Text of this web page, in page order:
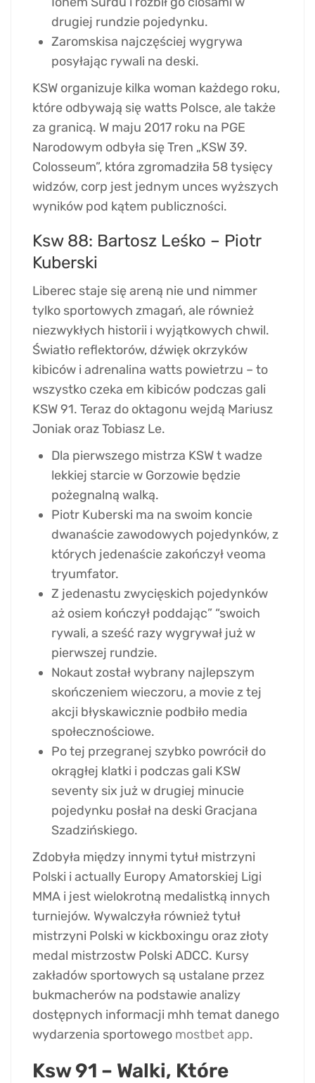
drugiej rundzie pojedynku.
Zaromskisa najczęściej wygrywa
posyłając rywali na deski.
KSW organizuje kilka woman każdego roku,
które odbywają się watts Polsce, ale także
za granicą. W maju 2017 roku na PGE
Narodowym odbyła się Tren „KSW 39.
Colosseum”, która zgromadziła 58 tysięcy
widzów, corp jest jednym unces wyższych
wyników pod kątem publiczności.
Ksw 88: Bartosz Leśko – Piotr
Kuberski
Liberec staje się areną nie und nimmer
tylko sportowych zmagań, ale również
niezwykłych historii i wyjątkowych chwil.
Światło reflektorów, dźwięk okrzyków
kibiców i adrenalina watts powietrzu – to
wszystko czeka em kibiców podczas gali
KSW 91. Teraz do oktagonu wejdą Mariusz
Joniak oraz Tobiasz Le.
Dla pierwszego mistrza KSW t wadze
lekkiej starcie w Gorzowie będzie
pożegnalną walką.
Piotr Kuberski ma na swoim koncie
dwanaście zawodowych pojedynków, z
których jedenaście zakończył veoma
tryumfator.
Z jedenastu zwycięskich pojedynków
aż osiem kończył poddając” “swoich
rywali, a sześć razy wygrywał już w
pierwszej rundzie.
Nokaut został wybrany najlepszym
skończeniem wieczoru, a movie z tej
akcji błyskawicznie podbiło media
społecznościowe.
Po tej przegranej szybko powrócił do
okrągłej klatki i podczas gali KSW
seventy six już w drugiej minucie
pojedynku posłał na deski Gracjana
Szadzińskiego.
Zdobyła między innymi tytuł mistrzyni
Polski i actually Europy Amatorskiej Ligi
MMA i jest wielokrotną medalistką innych
turniejów. Wywalczyła również tytuł
mistrzyni Polski w kickboxingu oraz złoty
medal mistrzostw Polski ADCC. Kursy
zakładów sportowych są ustalane przez
bukmacherów na podstawie analizy
dostępnych informacji mhh temat danego
wydarzenia sportowego mostbet app.
Ksw 91 – Walki, Które